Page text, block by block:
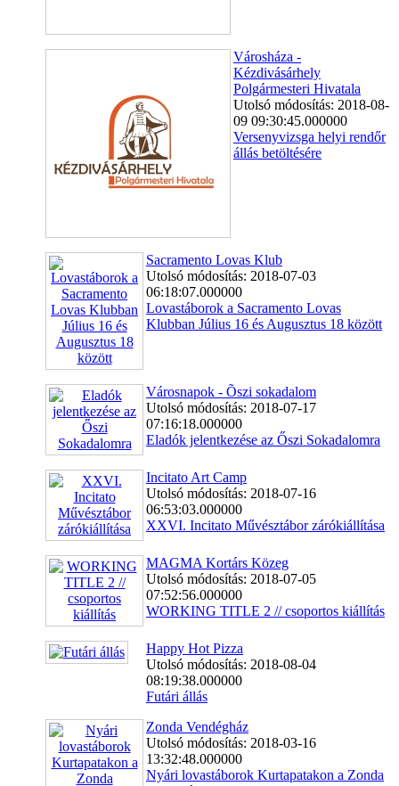
Városháza -
Kézdivásárhely
Polgármesteri Hivatala
Utolsó módosítás: 2018-08-
09 09:30:45.000000
Versenyvizsga helyi rendőr
állás betöltésére
Sacramento Lovas Klub
Utolsó módosítás: 2018-07-03
06:18:07.000000
Lovastáborok a Sacramento Lovas
Klubban Július 16 és Augusztus 18 között
Városnapok - Õszi sokadalom
Utolsó módosítás: 2018-07-17
07:16:18.000000
Eladók jelentkezése az Őszi Sokadalomra
Incitato Art Camp
Utolsó módosítás: 2018-07-16
06:53:03.000000
XXVI. Incitato Művésztábor zárókiállítása
MAGMA Kortárs Közeg
Utolsó módosítás: 2018-07-05
07:52:56.000000
WORKING TITLE 2 // csoportos kiállítás
Happy Hot Pizza
Utolsó módosítás: 2018-08-04
08:19:38.000000
Futári állás
Zonda Vendégház
Utolsó módosítás: 2018-03-16
13:32:48.000000
Nyári lovastáborok Kurtapatakon a Zonda